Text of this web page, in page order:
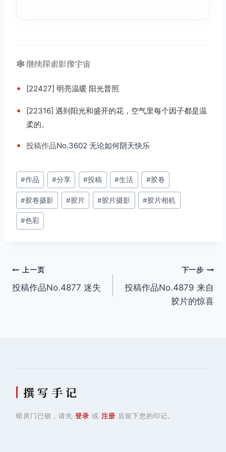
🕸️ 继续探索影像宇宙
• [22427] 明亮温暖 阳光普照
•
[22316] 遇到阳光和盛开的花，空气里每个因子都是温
柔的。 ​​​
• 投稿作品No.3602 无论如何阴天快乐
文
章
标
签：
#作品 #分享 #投稿 #生活 #胶卷
#胶卷摄影 #胶片 #胶片摄影 #胶片相机
#色彩
文
章
上一页
投稿作品No.4877 迷失
下一步
投稿作品No.4879 来自
胶片的惊喜
撰 写 手 记
暗房门已锁，请先 登录 或 注册 后留下您的印记。